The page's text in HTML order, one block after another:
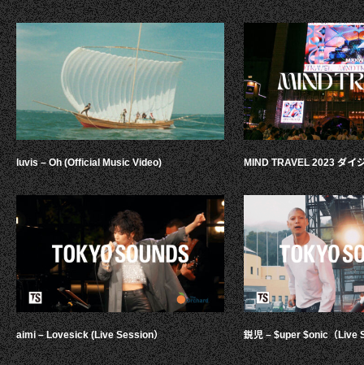
luvis – Oh (Official Music Video)
aimi – Lovesick (Live Session）
MIND TRAVEL 2023 ダイ
鋭児 – $uper $onic（Live